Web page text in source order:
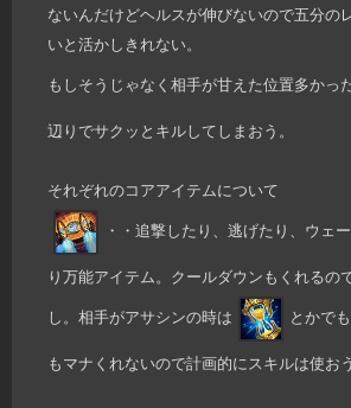
ないんだけどヘルスが伸びないので五分の
いと活かしきれない。
もしそうじゃなく相手が甘えた位置多かっ
辺りでサクッとキルしてしまおう。
それぞれのコアアイテムについて
・・追撃したり、逃げたり、ウェ
り万能アイテム。クールダウンもくれるの
し。相手がアサシンの時は
とかで
もマナくれないので計画的にスキルは使おう